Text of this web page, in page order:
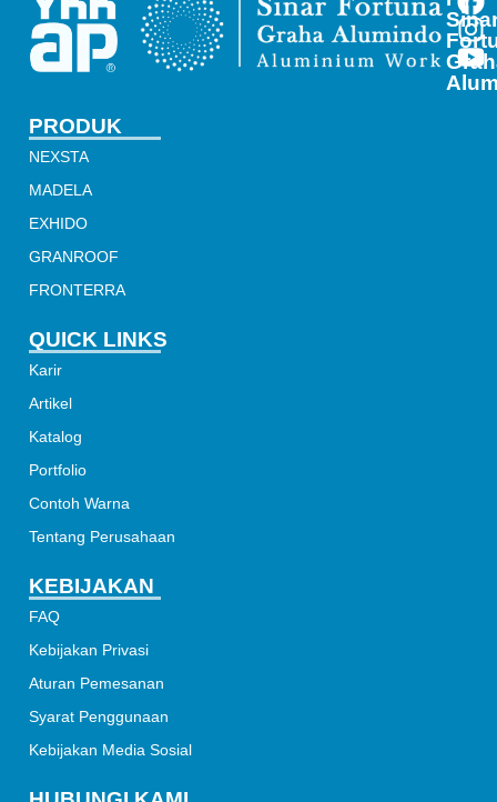
PRODUK
NEXSTA
MADELA
EXHIDO
GRANROOF
FRONTERRA
QUICK LINKS
Karir
Artikel
Katalog
Portfolio
Contoh Warna
Tentang Perusahaan
KEBIJAKAN
FAQ
Kebijakan Privasi
Aturan Pemesanan
Syarat Penggunaan
Kebijakan Media Sosial